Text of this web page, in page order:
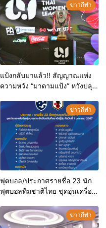
ข่าวกีฬา
แป้งกลับมาแล้ว!! สัญญาณแห่ง
ความหวัง “มาดามแป้ง” หวังปลุก
โลก
ข่าวกีฬา
ฟุตบอล/ประกาศรายชื่อ 23 นัก
ฟุตบอลทีมชาติไทย ชุดอุ่นเครื่อง
ข่าวกีฬา